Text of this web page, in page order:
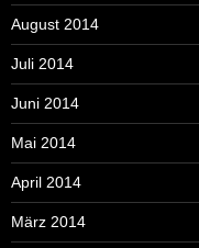
August 2014
Juli 2014
Juni 2014
Mai 2014
April 2014
März 2014